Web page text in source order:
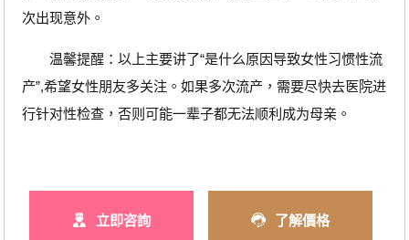
次出现意外。
温馨提醒：以上主要讲了“是什么原因导致女性习惯性流
产”,希望女性朋友多关注。如果多次流产，需要尽快去医院进
行针对性检查，否则可能一辈子都无法顺利成为母亲。
立即咨詢 了解價格